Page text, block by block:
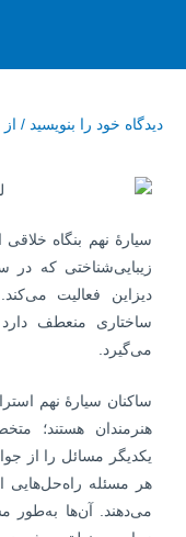
محتوا
دیدگاه‌ خود را بنویسید / از
سیارهٔ نهم بنگاه
زیبایی‌شناختی که در
دیزاین فعالیت
ساختاری منعطف
می‌گیرد.
ساکنان سیارهٔ نهم
هنرمندان هستند؛
یکدیگر مسائل را از
هر مسئله راه‌حل‌هایی
می‌دهند. آن‌ها به‌طور
نوشته